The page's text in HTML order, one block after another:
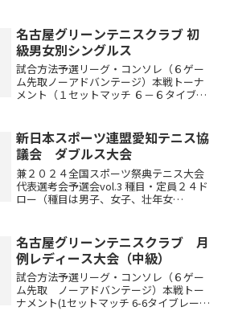
します。過去１０年間「インターハイ・...
名古屋グリーンテニスクラブ 初
級男女別シングルス
試合方法予選リーグ・コンソレ（６ゲー
ム先取ノーアドバンテージ）本戦トーナ
メント（１セットマッチ ６－６タイブレ
催時間午前8:30～9:00 受付 午前9:00 ル
ール説...
新日本スポーツ連盟愛知テニス協
議会 ダブルス大会
兼２０２４全国スポーツ祭典テニス大会
代表選考会予選会vol.3 種目・定員２４ド
ロー（種目は男子、女子、壮年女
ーグ戦後に順位別トーナメント※天候や
参加状況...
名古屋グリーンテニスクラブ 月
例レディース大会（中級）
試合方法予選リーグ・コンソレ（６ゲー
ム先取 ノーアドバンテージ）本戦トー
ナメント(1セットマッチ 6-6タイブレー